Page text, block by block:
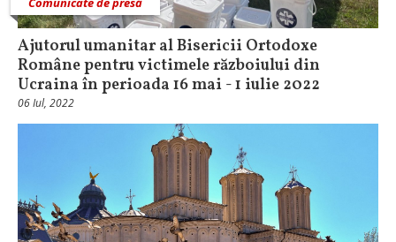
Ajutorul umanitar al Bisericii Ortodoxe
Române pentru victimele războiului din
Ucraina în perioada 16 mai - 1 iulie 2022
06 Iul, 2022